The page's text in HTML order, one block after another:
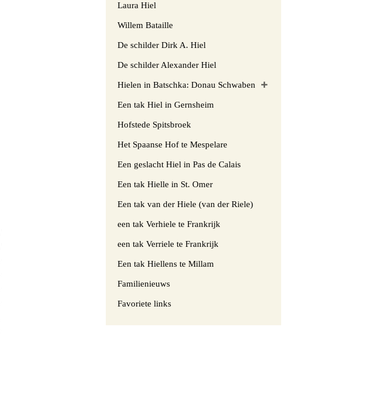
Laura Hiel
Willem Bataille
De schilder Dirk A. Hiel
De schilder Alexander Hiel
Hielen in Batschka: Donau Schwaben
Een tak Hiel in Gernsheim
Hofstede Spitsbroek
Het Spaanse Hof te Mespelare
Een geslacht Hiel in Pas de Calais
Een tak Hielle in St. Omer
Een tak van der Hiele (van der Riele)
een tak Verhiele te Frankrijk
een tak Verriele te Frankrijk
Een tak Hiellens te Millam
Familienieuws
Favoriete links